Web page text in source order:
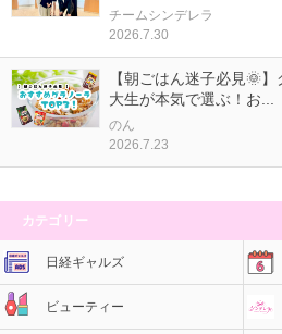
チームシンデレラ
2026.7.30
【朝ごはん迷子必見🌞
大生が本気で選ぶ！お...
のん
2026.7.23
カテゴリー
日経ギャルズ
ビューティー